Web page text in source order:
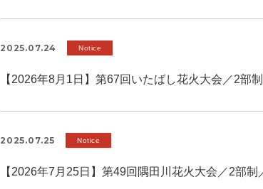
2025.07.24 Notice
【2026年8月1日】第67回いたばし花火大会／2部
2025.07.25 Notice
【2026年7月25日】第49回隅田川花火大会／2部制